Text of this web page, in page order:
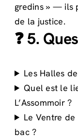
gredins » — ils
de la justice.
❓ 5.
Les Halles
Quel est le
L’Assommoir ?
Le Ventre
bac ?